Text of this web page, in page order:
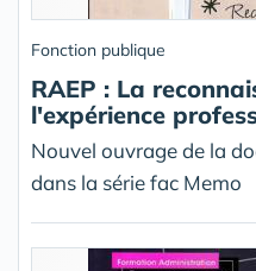
Fonction publique
RAEP : La
l'expérience
Nouvel ouvrage de la
dans la série fac Memo